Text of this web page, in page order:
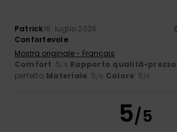
Patrick16. luglio 2026
Confortevole
Mostra originale - Français
Comfort: 5/5 Rapporto qualità-prezzo
perfetta Materiale: 5/5 Colore: 5/5
5/5